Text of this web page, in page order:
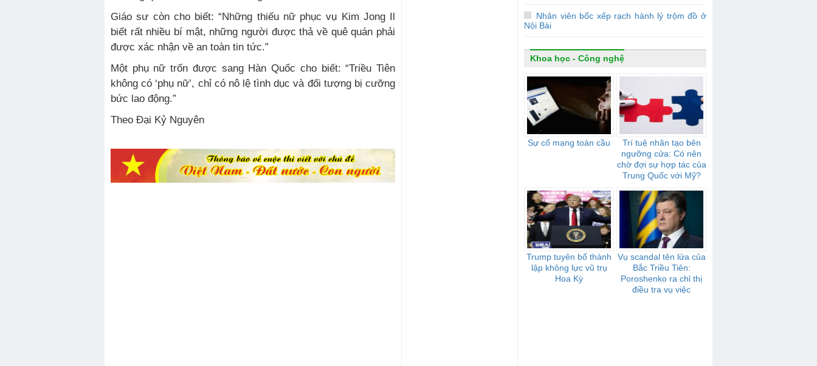
Giáo sư còn cho biết: “Những thiếu nữ phục vụ Kim Jong Il
biết rất nhiều bí mật, những người được thả về quê quán phải
được xác nhận về an toàn tin tức.”
Một phụ nữ trốn được sang Hàn Quốc cho biết: “Triều Tiên
không có ‘phụ nữ’, chỉ có nô lệ tình dục và đối tượng bị cưỡng
bức lao động.”
Theo Đại Kỷ Nguyên
Nhân viên bốc xếp rạch hành lý trộm đồ ở
Nội Bài
Khoa học - Công nghệ
Sự cố mạng toàn cầu
Trí tuệ nhân tạo bên
ngưỡng cửa: Có nên
chờ đợi sự hợp tác của
Trung Quốc với Mỹ?
Trump tuyên bố thành
lập không lực vũ trụ
Hoa Kỳ
Vụ scandal tên lửa của
Bắc Triều Tiên:
Poroshenko ra chỉ thị
điều tra vụ việc